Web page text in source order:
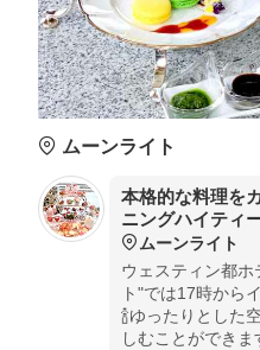
ムーンライト
本格的な料理を
ニングハイティ
ムーンライト
ウェスティン都ホ
ト"では17時から
🍾ゆったりとした
しむことができま